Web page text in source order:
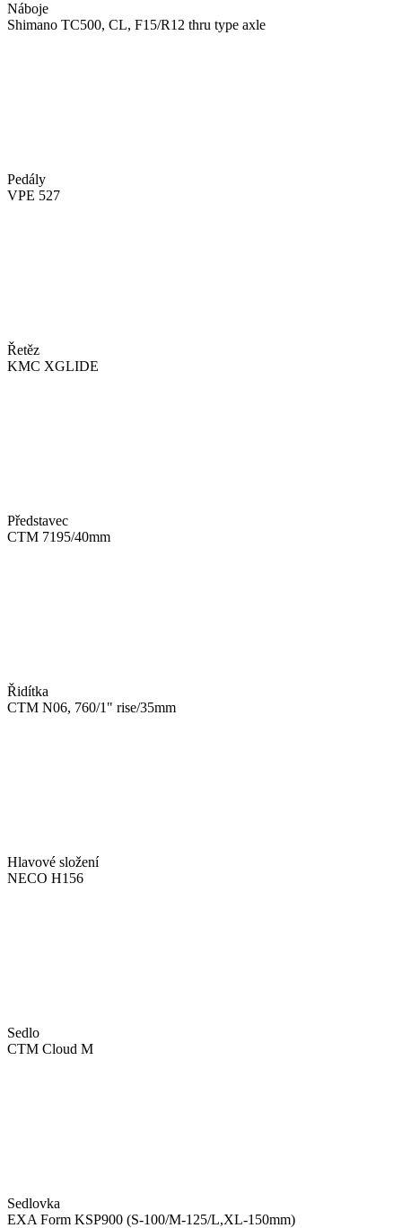
Náboje
Shimano TC500, CL, F15/R12 thru type axle
Pedály
VPE 527
Řetěz
KMC XGLIDE
Představec
CTM 7195/40mm
Řidítka
CTM N06, 760/1" rise/35mm
Hlavové složení
NECO H156
Sedlo
CTM Cloud M
Sedlovka
EXA Form KSP900 (S-100/M-125/L,XL-150mm)